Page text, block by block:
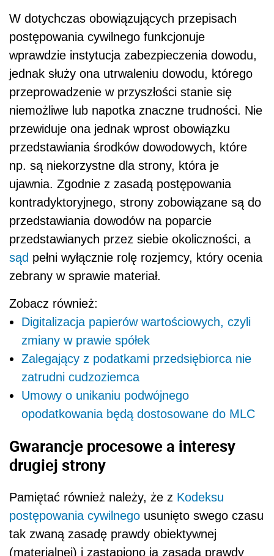
W dotychczas obowiązujących przepisach
postępowania cywilnego funkcjonuje
wprawdzie instytucja zabezpieczenia dowodu,
jednak służy ona utrwaleniu dowodu, którego
przeprowadzenie w przyszłości stanie się
niemożliwe lub napotka znaczne trudności. Nie
przewiduje ona jednak wprost obowiązku
przedstawiania środków dowodowych, które
np. są niekorzystne dla strony, która je
ujawnia. Zgodnie z zasadą postępowania
kontradyktoryjnego, strony zobowiązane są do
przedstawiania dowodów na poparcie
przedstawianych przez siebie okoliczności, a
sąd pełni wyłącznie rolę rozjemcy, który ocenia
zebrany w sprawie materiał.
Zobacz również:
Digitalizacja papierów wartościowych, czyli
zmiany w prawie spółek
Zalegający z podatkami przedsiębiorca nie
zatrudni cudzoziemca
Umowy o unikaniu podwójnego
opodatkowania będą dostosowane do MLC
Gwarancje procesowe a interesy
drugiej strony
Pamiętać również należy, że z Kodeksu
postępowania cywilnego usunięto swego czasu
tak zwaną zasadę prawdy obiektywnej
(materialnej) i zastąpiono ją zasadą prawdy